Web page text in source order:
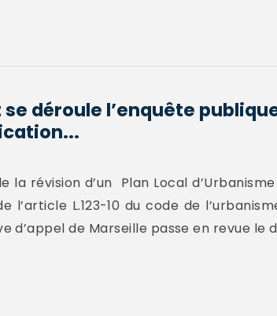
déroule l’enquête
la révision d’un Plan Local
l’article L.123-10 du code de
d’appel de Marseille passe en revue